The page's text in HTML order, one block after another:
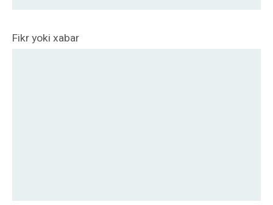
Fikr yoki xabar